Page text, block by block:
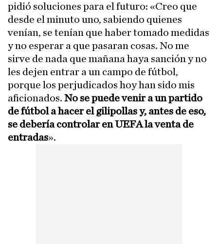
pidió soluciones para el futuro: «Creo que
desde el minuto uno, sabiendo quienes
venían, se tenían que haber tomado medidas
y no esperar a que pasaran cosas. No me
sirve de nada que mañana haya sanción y no
les dejen entrar a un campo de fútbol,
porque los perjudicados hoy han sido mis
aficionados. No se puede venir a un partido
de fútbol a hacer el gilipollas y, antes de eso,
se debería controlar en UEFA la venta de
entradas».